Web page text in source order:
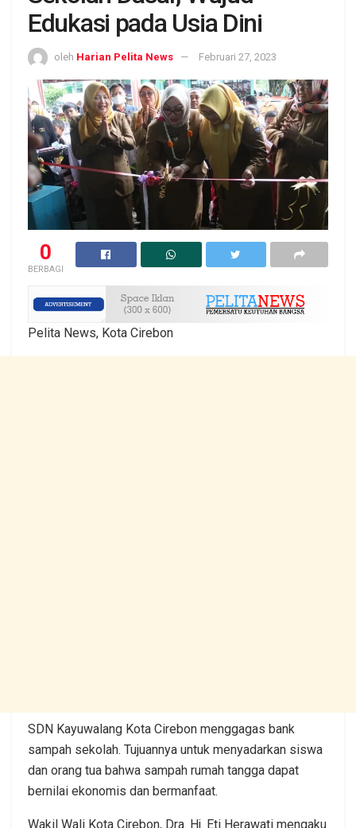
Edukasi pada Usia Dini
oleh Harian Pelita News Februari 27, 2023
0
BERBAGI
Pelita News, Kota Cirebon
SDN Kayuwalang Kota Cirebon menggagas bank
sampah sekolah. Tujuannya untuk menyadarkan siswa
dan orang tua bahwa sampah rumah tangga dapat
bernilai ekonomis dan bermanfaat.
Wakil Wali Kota Cirebon, Dra. Hj. Eti Herawati mengaku